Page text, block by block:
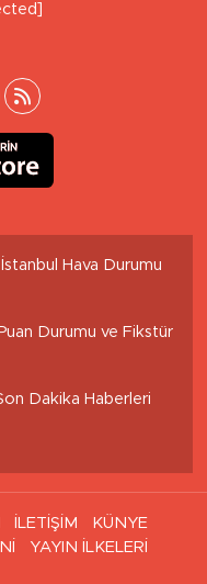
İstanbul Hava Durumu
Durumu ve Fikstür
Dakika Haberleri
İLETİŞİM
KÜNYE
YAYIN İLKELERİ